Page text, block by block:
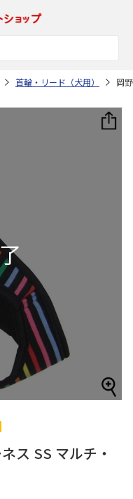
首輪・リード（犬用） 岡
ス SS マルチ・